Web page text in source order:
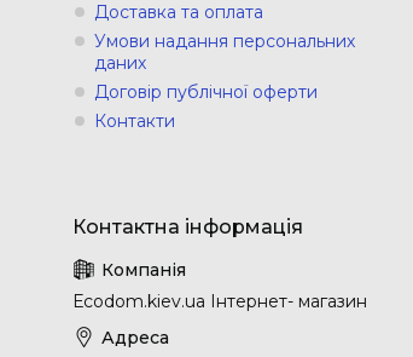
Доставка та оплата
Умови надання персональних
даних
Договір публічної оферти
Контакти
Еcodom.kiev.ua Інтернет- магазин